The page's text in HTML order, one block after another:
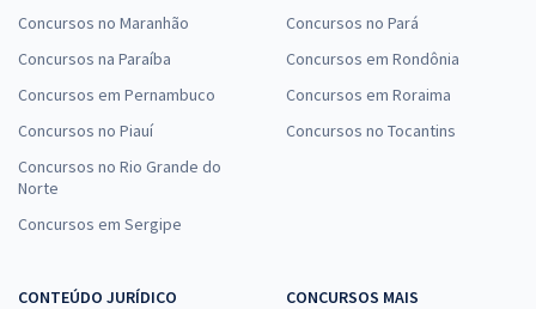
Concursos no Maranhão
Concursos na Paraíba
Concursos em Pernambuco
Concursos no Piauí
Concursos no Rio Grande do
Norte
Concursos em Sergipe
Concursos no Pará
Concursos em Rondônia
Concursos em Roraima
Concursos no Tocantins
CONTEÚDO JURÍDICO
CONCURSOS MAIS